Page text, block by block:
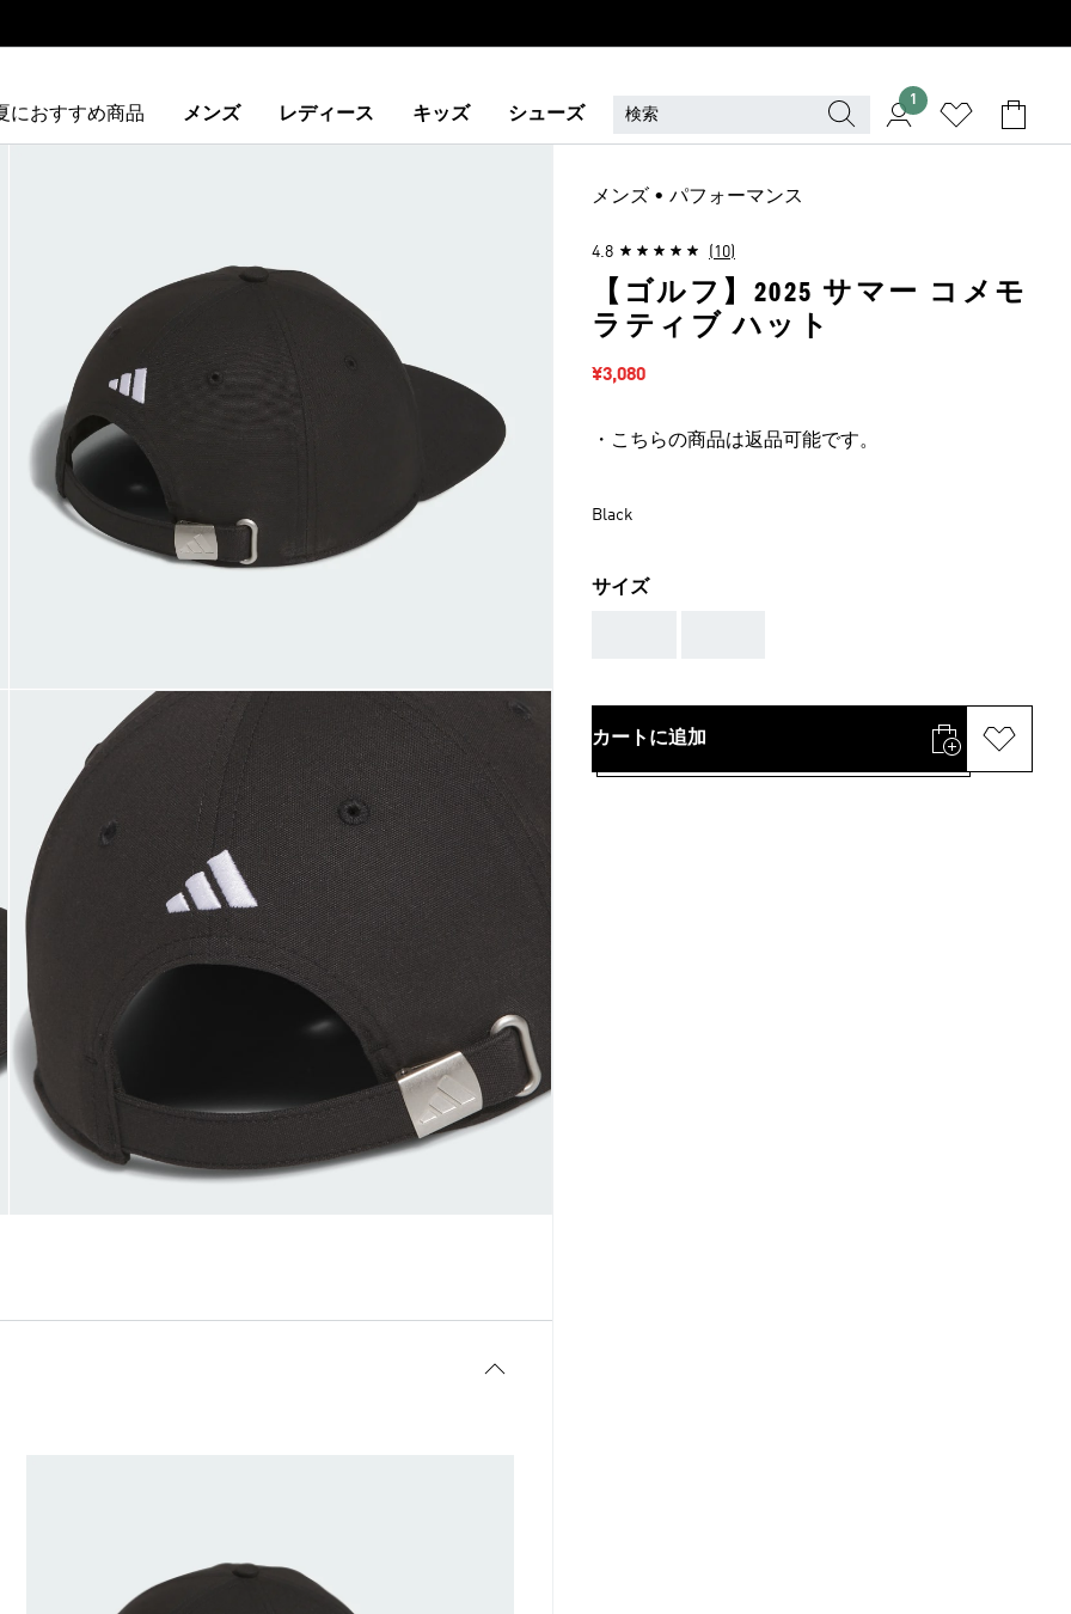
におすすめ商品 メンズ レディース キッズ シューズ
1
メンズ • パフォーマンス
4.8 (10)
【ゴルフ】2025 サマー コメモ
ラティブ ハット
セール価格
¥3,080
・こちらの商品は返品可能です。
Black
サイズ
カートに追加